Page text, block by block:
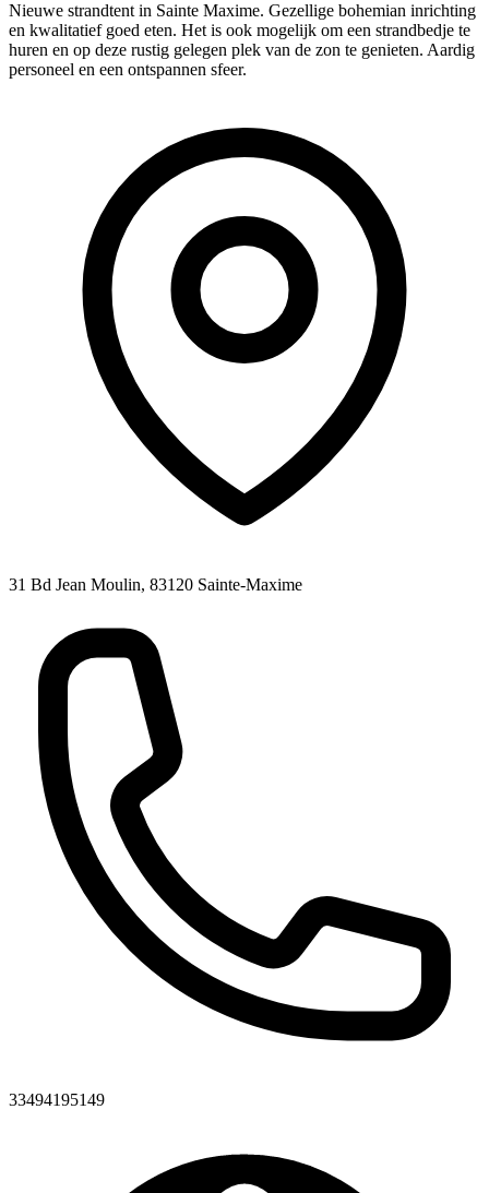
Nieuwe strandtent in Sainte Maxime. Gezellige bohemian inrichting
en kwalitatief goed eten. Het is ook mogelijk om een strandbedje te
huren en op deze rustig gelegen plek van de zon te genieten. Aardig
personeel en een ontspannen sfeer.
31 Bd Jean Moulin, 83120 Sainte-Maxime
33494195149